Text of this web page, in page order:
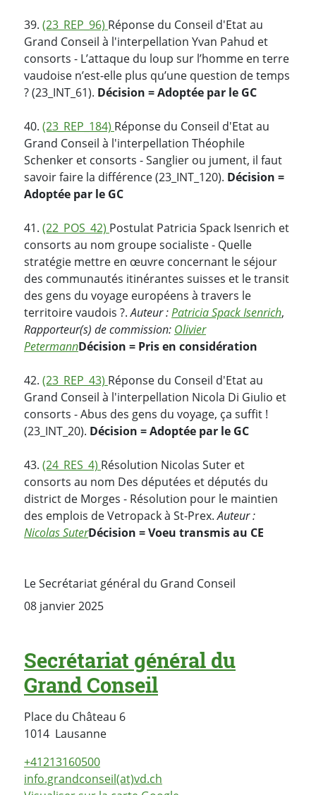
39. (23_REP_96) Réponse du Conseil d'Etat au
Grand Conseil à l'interpellation Yvan Pahud et
consorts - L’attaque du loup sur l’homme en terre
vaudoise n’est-elle plus qu’une question de temps
? (23_INT_61). Décision = Adoptée par le GC
40. (23_REP_184) Réponse du Conseil d'Etat au
Grand Conseil à l'interpellation Théophile
Schenker et consorts - Sanglier ou jument, il faut
savoir faire la différence (23_INT_120). Décision =
Adoptée par le GC
41. (22_POS_42) Postulat Patricia Spack Isenrich et
consorts au nom groupe socialiste - Quelle
stratégie mettre en œuvre concernant le séjour
des communautés itinérantes suisses et le transit
des gens du voyage européens à travers le
territoire vaudois ?.Auteur :Patricia Spack Isenrich,
Rapporteur(s) de commission: Olivier
PetermannDécision = Pris en considération
42. (23_REP_43) Réponse du Conseil d'Etat au
Grand Conseil à l'interpellation Nicola Di Giulio et
consorts - Abus des gens du voyage, ça suffit !
(23_INT_20). Décision = Adoptée par le GC
43. (24_RES_4) Résolution Nicolas Suter et
consorts au nom Des députées et députés du
district de Morges - Résolution pour le maintien
des emplois de Vetropack à St-Prex.Auteur :
Nicolas SuterDécision = Voeu transmis au CE
Le Secrétariat général du Grand Conseil
08 janvier 2025
Secrétariat général du
Grand Conseil
Place du Château 6
1014 LausanneSuisse
+41213160500
info.grandconseil(at)vd.ch